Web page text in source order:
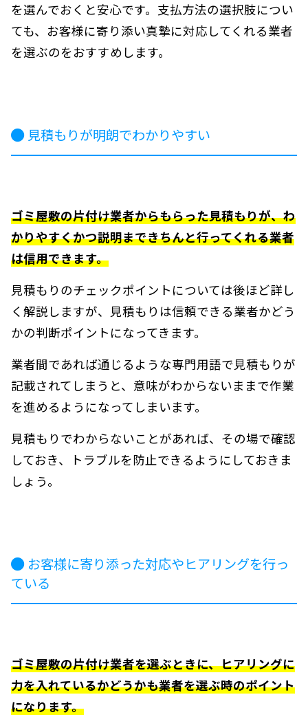
を選んでおくと安心です。支払方法の選択肢につい
ても、お客様に寄り添い真摯に対応してくれる業者
を選ぶのをおすすめします。
見積もりが明朗でわかりやすい
ゴミ屋敷の片付け業者からもらった見積もりが、わ
かりやすくかつ説明まできちんと行ってくれる業者
は信用できます。
見積もりのチェックポイントについては後ほど詳し
く解説しますが、見積もりは信頼できる業者かどう
かの判断ポイントになってきます。
業者間であれば通じるような専門用語で見積もりが
記載されてしまうと、意味がわからないままで作業
を進めるようになってしまいます。
見積もりでわからないことがあれば、その場で確認
しておき、トラブルを防止できるようにしておきま
しょう。
お客様に寄り添った対応やヒアリングを行っ
ている
ゴミ屋敷の片付け業者を選ぶときに、ヒアリングに
力を入れているかどうかも業者を選ぶ時のポイント
になります。